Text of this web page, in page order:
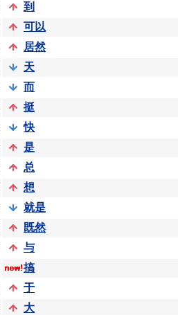
到
可以
居然
天
而
挺
快
是
总
想
就是
既然
与
搞
于
大